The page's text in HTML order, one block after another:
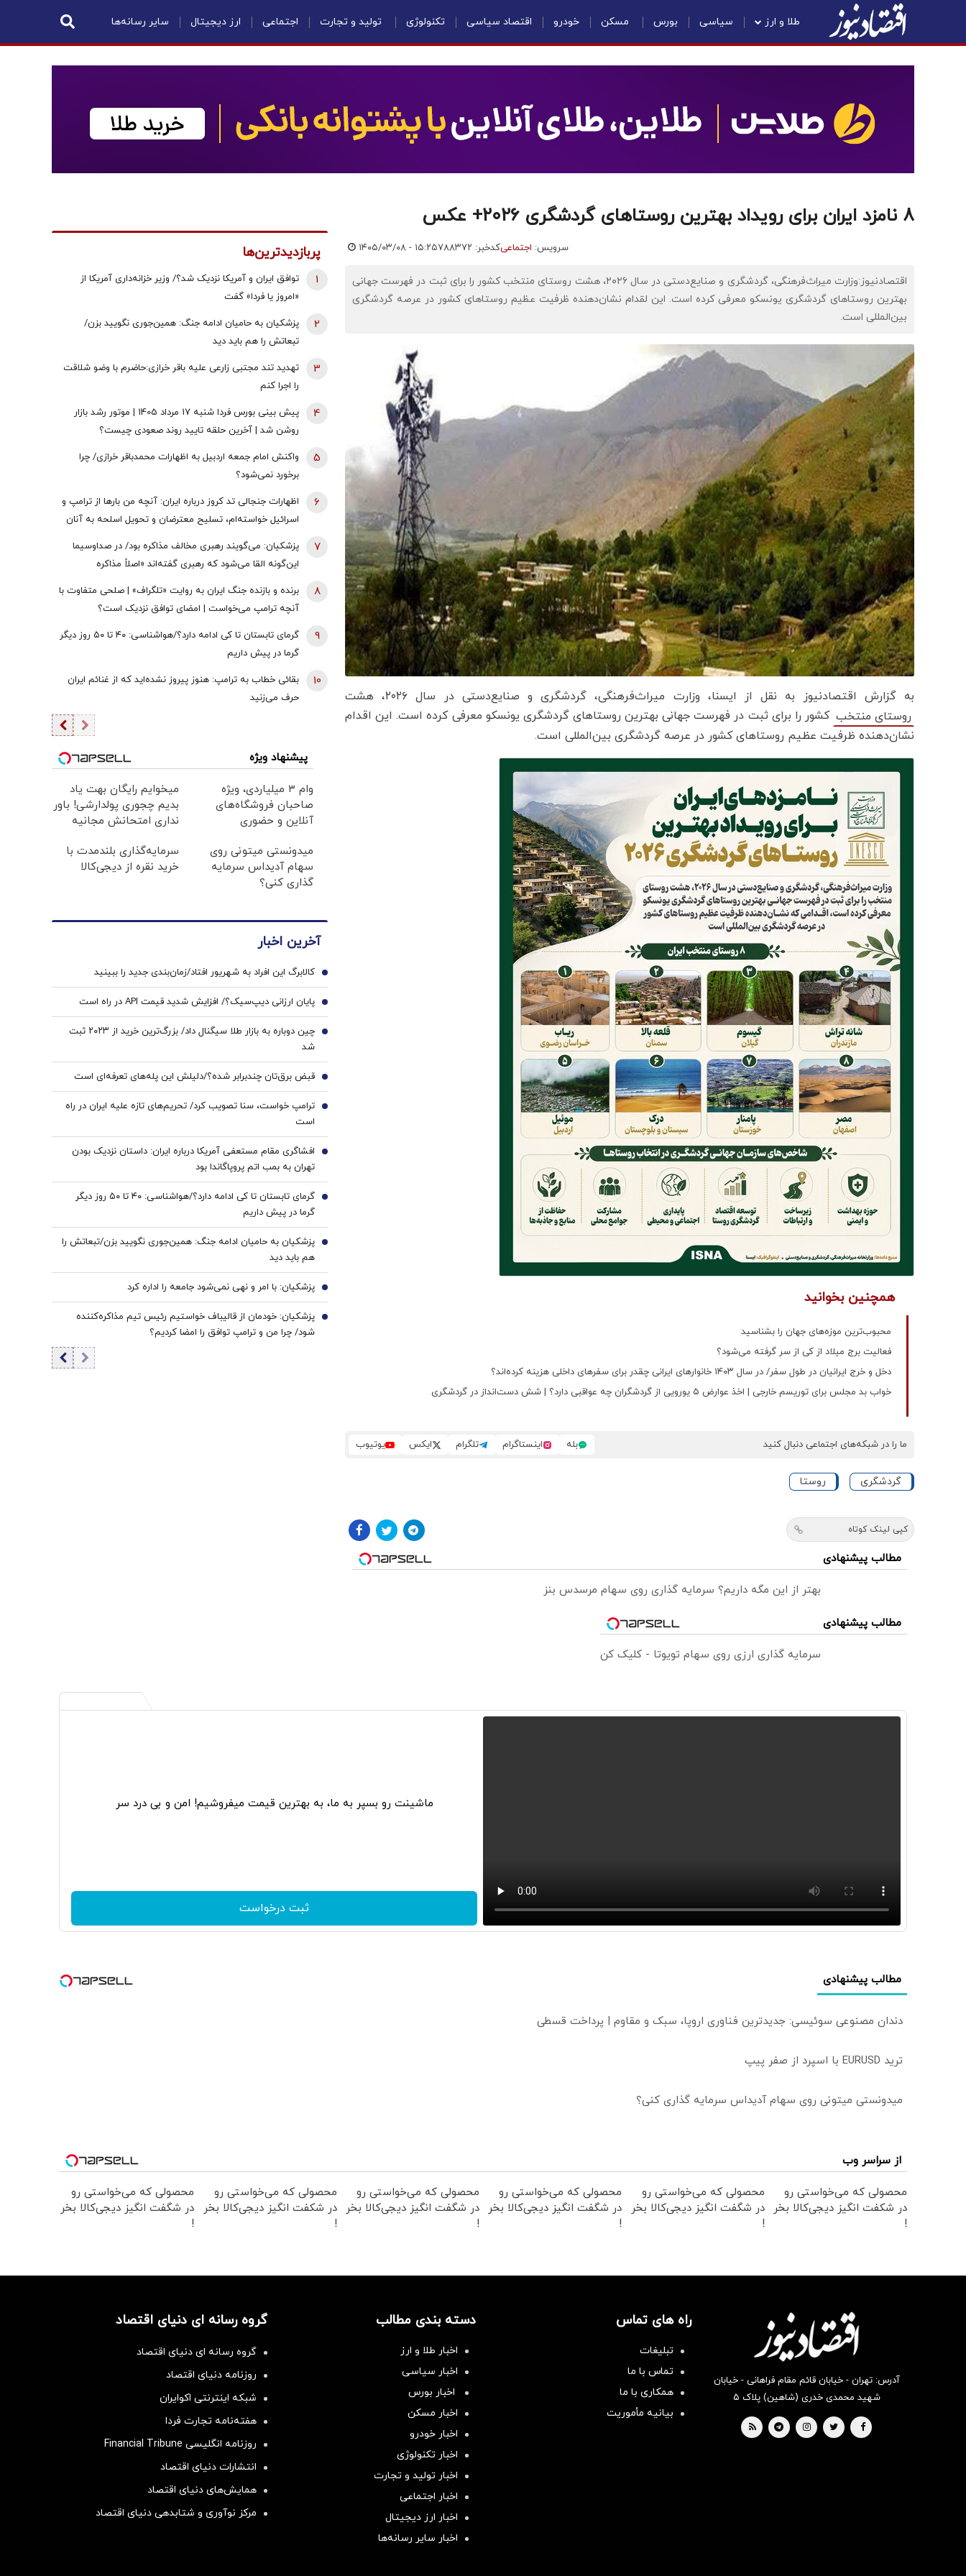
طلا و ارز سیاسی بورس مسکن خودرو اقتصاد سیاسی تکنولوژی تولید و تجارت اجتماعی ارز دیجیتال سایر رسانه‌ها
8 نامزد ایران برای رویداد بهترین روستاهای گردشگری ۲۰۲۶+ عکس
سرویس: اجتماعیکدخبر: ۷۸۸۳۷۲ ۱۴۰۵/۰۳/۰۸ - ۱۵:۲۵
اقتصادنیوز:وزارت میراث‌فرهنگی، گردشگری و صنایع‌دستی در سال ۲۰۲۶، هشت روستای منتخب کشور را برای ثبت در فهرست جهانی
بهترین روستاهای گردشگری یونسکو معرفی کرده است. این لقدام نشان‌دهنده ظرفیت عظیم روستاهای کشور در عرصه گردشگری
بین‌المللی است.
به گزارش اقتصادنیوز به نقل از ایسنا، وزارت میراث‌فرهنگی، گردشگری و صنایع‌دستی در سال ۲۰۲۶، هشت
روستای منتخب کشور را برای ثبت در فهرست جهانی بهترین روستاهای گردشگری یونسکو معرفی کرده است. این اقدام
نشان‌دهنده ظرفیت عظیم روستاهای کشور در عرصه گردشگری بین‌المللی است.
همچنین بخوانید
محبوب‌ترین موزه‌های جهان را بشناسید
فعالیت برج میلاد از کی از سر گرفته می‌‎شود؟
دخل و خرج ایرانیان در طول سفر/ در سال ۱۴۰۳ خانوارهای ایرانی چقدر برای سفرهای داخلی هزینه کرده‌اند؟
خواب بد مجلس برای توریسم خارجی | اخذ عوارض ۵ یورویی از گردشگران چه عواقبی دارد؟ | شش دست‌انداز در گردشگری
ما را در شبکه‌های اجتماعی دنبال کنید بله اینستاگرام تلگرام ایکس یوتیوب
گردشگری روستا
کپی لینک کوتاه
مطالب پیشنهادی
بهتر از این مگه داریم؟ سرمایه گذاری روی سهام مرسدس بنز
مطالب پیشنهادی
سرمایه گذاری ارزی روی سهام تویوتا - کلیک کن
پربازدیدترین‌ها
توافق ایران و آمریکا نزدیک شد؟/ وزیر خزانه‌داری آمریکا از
«امروز یا فردا» گفت
1
پزشکیان به حامیان ادامه جنگ: همین‌جوری نگویید بزن/
تبعاتش را هم باید دید
2
تهدید تند مجتبی زارعی علیه باقر خرازی:حاضرم با وضو شلاقت
را اجرا کنم
3
پیش بینی بورس فردا شنبه 17 مرداد 1405 | موتور رشد بازار
روشن شد | آخرین حلقه تایید روند صعودی چیست؟
4
واکنش امام جمعه اردبیل به اظهارات محمدباقر خرازی/ چرا
برخورد نمی‌شود؟
5
اظهارات جنجالی تد کروز درباره ایران: آنچه من بارها از ترامپ و
اسرائیل خواسته‌ام، تسلیح معترضان و تحویل اسلحه به آنان
6
پزشکیان: می‌گویند رهبری مخالف مذاکره بود/ در صداوسیما
این‌گونه القا می‌شود که رهبری گفته‌اند «اصلاً مذاکره
نمی‌کنیم» / ما با اجازه ایشان مذاکره کردیم
7
برنده و بازنده جنگ ایران به روایت «تلگراف» | صلحی متفاوت با
آنچه ترامپ می‌خواست | امضای توافق نزدیک است؟
8
گرمای تابستان تا کی ادامه دارد؟/هواشناسی: ۴۰ تا ۵۰ روز دیگر
گرما در پیش داریم
9
بقائی خطاب به ترامپ: هنوز پیروز نشده‌اید که از غنائم ایران
حرف می‌زنید
10
پیشنهاد ویژه
وام ۳ میلیاردی، ویژه
صاحبان فروشگاه‌های
آنلاین و حضوری
میخوایم رایگان بهت یاد
بدیم چجوری پولدارشی! باور
نداری امتحانش مجانیه
میدونستی میتونی روی
سهام آدیداس سرمایه
گذاری کنی؟
سرمایه‌گذاری بلندمدت با
خرید نقره از دیجی‌کالا
آخرین اخبار
کالابرگ این افراد به شهریور افتاد/زمان‌بندی جدید را ببینید 1
پایان ارزانی دیپ‌سیک؟/ افزایش شدید قیمت API در راه است 2
چین دوباره به بازار طلا سیگنال داد/ بزرگ‌ترین خرید از ۲۰۲۳ ثبت
شد
3
قبض برق‌تان چندبرابر شده؟/دلیلش این پله‌های تعرفه‌ای است 4
ترامپ خواست، سنا تصویب کرد/ تحریم‌های تازه علیه ایران در راه
است
5
افشاگری مقام مستعفی آمریکا درباره ایران: داستان نزدیک بودن
تهران به بمب اتم پروپاگاندا بود
6
گرمای تابستان تا کی ادامه دارد؟/هواشناسی: ۴۰ تا ۵۰ روز دیگر
گرما در پیش داریم
7
پزشکیان به حامیان ادامه جنگ: همین‌جوری نگویید بزن/تبعاتش را
هم باید دید
8
پزشکیان: با امر و نهی نمی‌شود جامعه را اداره کرد 9
پزشکیان: خودمان از قالیباف خواستیم رئیس تیم مذاکره‌کننده
شود/ چرا من و ترامپ توافق را امضا کردیم؟
10
ماشینت رو بسپر به ما، به بهترین قیمت میفروشیم! امن و بی درد سر
ثبت درخواست
مطالب پیشنهادی
دندان مصنوعی سوئیسی: جدیدترین فناوری اروپا، سبک و مقاوم | پرداخت قسطی
ترید EURUSD با اسپرد از صفر پیپ
میدونستی میتونی روی سهام آدیداس سرمایه گذاری کنی؟
از سراسر وب
محصولی که می‌خواستی رو
در شکفت انگیز دیجی‌کالا بخر
!
محصولی که می‌خواستی رو
در شگفت انگیز دیجی‌کالا بخر
!
محصولی که می‌خواستی رو
در شگفت انگیز دیجی‌کالا بخر
!
محصولی که می‌خواستی رو
در شگفت انگیز دیجی‌کالا بخر
!
محصولی که می‌خواستی رو
در شکفت انگیز دیجی‌کالا بخر
!
محصولی که می‌خواستی رو
در شگفت انگیز دیجی‌کالا بخر
!
آدرس: تهران - خیابان قائم مقام فراهانی - خیابان
شهید محمدی خدری (شاهین) پلاک ۵
راه های تماس
تبلیغات
تماس با ما
همکاری با ما
بیانیه مأموریت
دسته بندی مطالب
اخبار طلا و ارز
اخبار سیاسی
اخبار بورس
اخبار مسکن
اخبار خودرو
اخبار تکنولوژی
اخبار تولید و تجارت
اخبار اجتماعی
اخبار ارز دیجیتال
اخبار سایر رسانه‌‌ها
گروه رسانه ای دنیای اقتصاد
گروه رسانه ای دنیای اقتصاد
روزنامه دنیای اقتصاد
شبکه اینترنتی اکوایران
هفته‌نامه تجارت فردا
روزنامه انگلیسی Financial Tribune
انتشارات دنیای اقتصاد
همایش‌های دنیای اقتصاد
مرکز نوآوری و شتابدهی دنیای اقتصاد